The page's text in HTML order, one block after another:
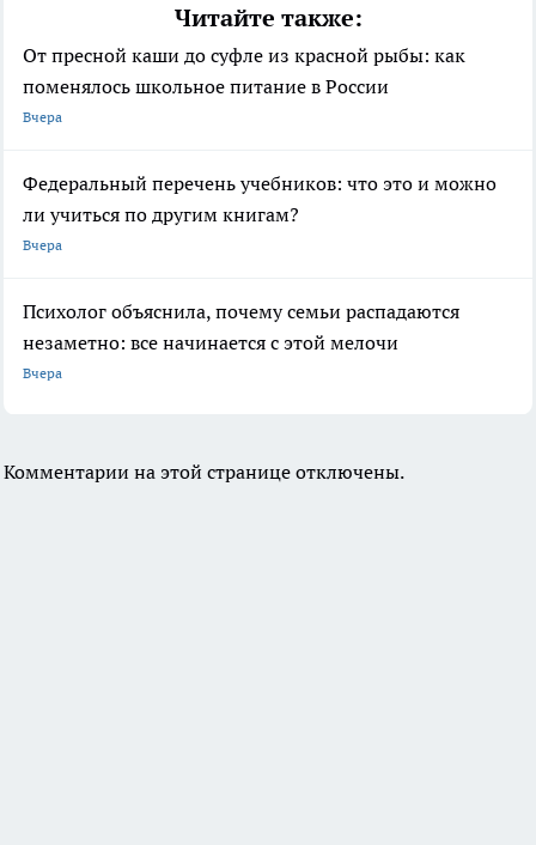
Читайте также:
От пресной каши до суфле из красной рыбы: как
поменялось школьное питание в России
Вчера
Федеральный перечень учебников: что это и можно
ли учиться по другим книгам?
Вчера
Психолог объяснила, почему семьи распадаются
незаметно: все начинается с этой мелочи
Вчера
Комментарии на этой странице отключены.